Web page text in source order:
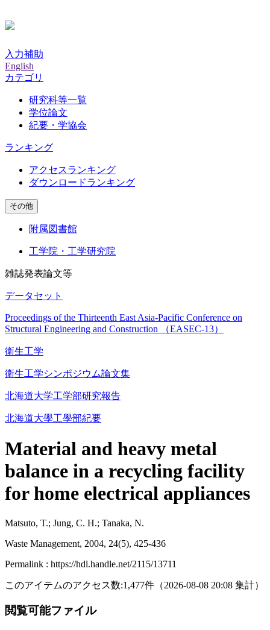
入力補助
English
カテゴリ
研究科等一覧
学位論文
紀要・学協会
ランキング
アクセスランキング
ダウンロードランキング
その他
附属図書館
工学院・工学研究院
雑誌発表論文等
データセット
Proceedings of the Thirteenth East Asia-Pacific Conference on
Structural Engineering and Construction （EASEC-13）
衛生工学
衛生工学シンポジウム論文集
北海道大学工学部研究報告
北海道大學工學部紀要
Material and heavy metal
balance in a recycling facility
for home electrical appliances
Matsuto, T.; Jung, C. H.; Tanaka, N.
Waste Management, 2004, 24(5), 425-436
Permalink : https://hdl.handle.net/2115/13711
このアイテムのアクセス数:1,477件 （2026-08-08 20:08 集計）
閲覧可能ファイル